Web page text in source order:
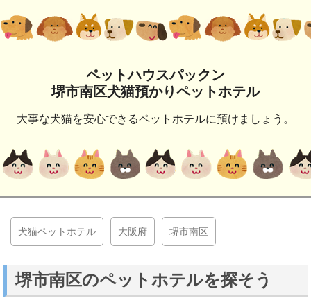
ペットハウスパックン
堺市南区犬猫預かりペットホテル
大事な犬猫を安心できるペットホテルに預けましょう。
犬猫ペットホテル 大阪府 堺市南区
堺市南区のペットホテルを探そう